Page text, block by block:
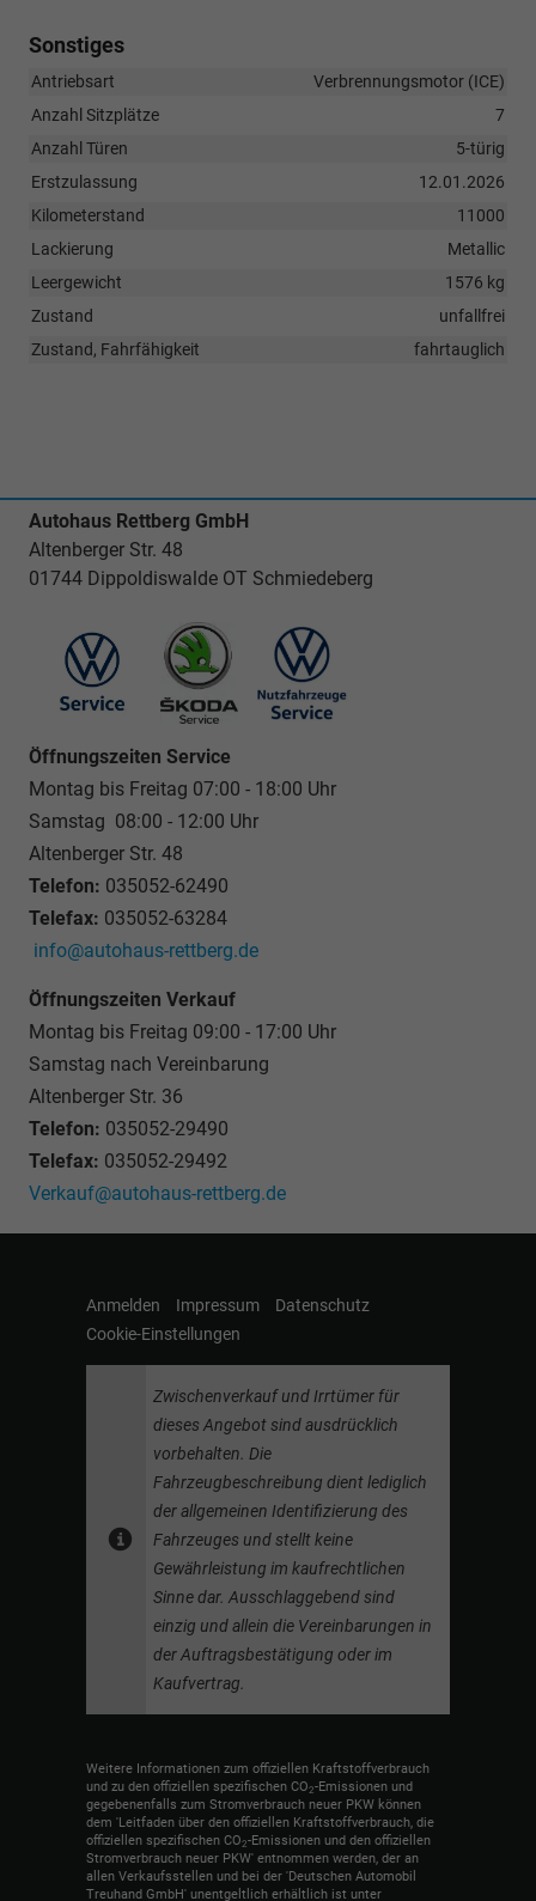
Sonstiges
Antriebsart
Verbrennungsmotor (ICE)
Anzahl Sitzplätze
7
Anzahl Türen
5-türig
Erstzulassung
12.01.2026
Kilometerstand
11000
Lackierung
Metallic
Leergewicht
1576 kg
Zustand
unfallfrei
Zustand, Fahrfähigkeit
fahrtauglich
Autohaus Rettberg GmbH
Altenberger Str. 48
01744 Dippoldiswalde OT Schmiedeberg
Öffnungszeiten Service
Montag bis Freitag 07:00 - 18:00 Uhr
Samstag 08:00 - 12:00 Uhr
Altenberger Str. 48
Telefon: 035052-62490
Telefax: 035052-63284
info@autohaus-rettberg.de
Öffnungszeiten Verkauf
Montag bis Freitag 09:00 - 17:00 Uhr
Samstag nach Vereinbarung
Altenberger Str. 36
Telefon: 035052-29490
Telefax: 035052-29492
Verkauf@autohaus-rettberg.de
Anmelden Impressum
Datenschutz
Cookie-Einstellungen
Zwischenverkauf und Irrtümer für
dieses Angebot sind ausdrücklich
vorbehalten. Die
Fahrzeugbeschreibung dient lediglich
der allgemeinen Identifizierung des
Fahrzeuges und stellt keine
Gewährleistung im kaufrechtlichen
Sinne dar. Ausschlaggebend sind
einzig und allein die Vereinbarungen in
der Auftragsbestätigung oder im
Kaufvertrag.
Weitere Informationen zum offiziellen Kraftstoffverbrauch
und zu den offiziellen spezifischen CO2-Emissionen und
gegebenenfalls zum Stromverbrauch neuer PKW können
dem 'Leitfaden über den offiziellen Kraftstoffverbrauch, die
offiziellen spezifischen CO2-Emissionen und den offiziellen
Stromverbrauch neuer PKW' entnommen werden, der an
allen Verkaufsstellen und bei der 'Deutschen Automobil
Treuhand GmbH' unentgeltlich erhältlich ist unter